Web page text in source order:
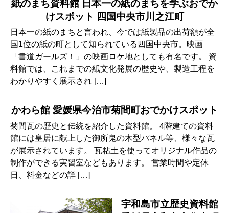
紙のまち資料館 日本一の紙のまちを学ぶおでか
けスポット 四国中央市川之江町
日本一の紙のまちと言われ、今では紙製品の出荷額が全
国1位の紙の町として知られている四国中央市。映画
「書道ガールズ！」の映画ロケ地としても有名です。 資
料館では、これまでの紙文化発展の歴史や、製造工程を
わかりやすく展示され […]
かわら館 愛媛県今治市菊間町おでかけスポット
菊間瓦の歴史と伝統を紹介した資料館。 4階建ての資料
館には皇居に献上した御所鬼の木型パネル等、様々な瓦
が展示されています。 瓦粘土を使ってオリジナル作品の
制作ができる実習室などもあります。 営業時間や定休
日、料金などの詳 […]
宇和島市立歴史資料館